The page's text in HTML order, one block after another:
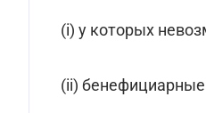
(i) у которых
(ii)